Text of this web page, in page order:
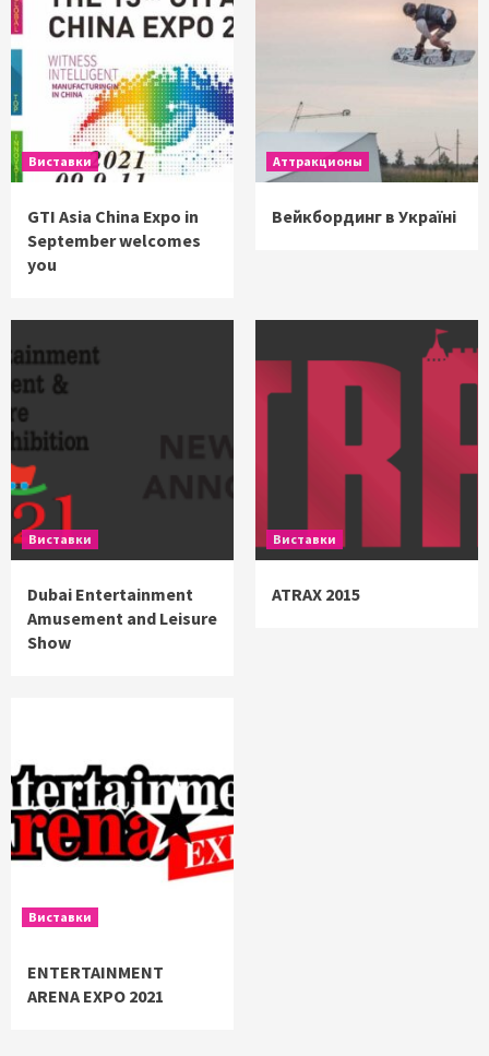
Виставки
GTI Asia China Expo in
September welcomes
you
Аттракционы
Вейкбординг в Україні
Виставки
Dubai Entertainment
Amusement and Leisure
Show
Виставки
ATRAX 2015
Виставки
ENTERTAINMENT
ARENA EXPO 2021